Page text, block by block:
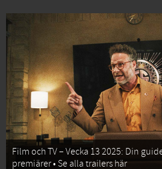
Film och TV – Vecka 13 2025: Din
premiärer • Se alla trailers här